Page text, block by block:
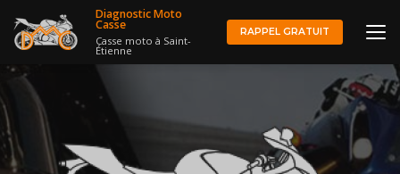
au
contenu
Diagnostic Moto
Casse
Casse moto à Saint-
Étienne
RAPPEL GRATUIT